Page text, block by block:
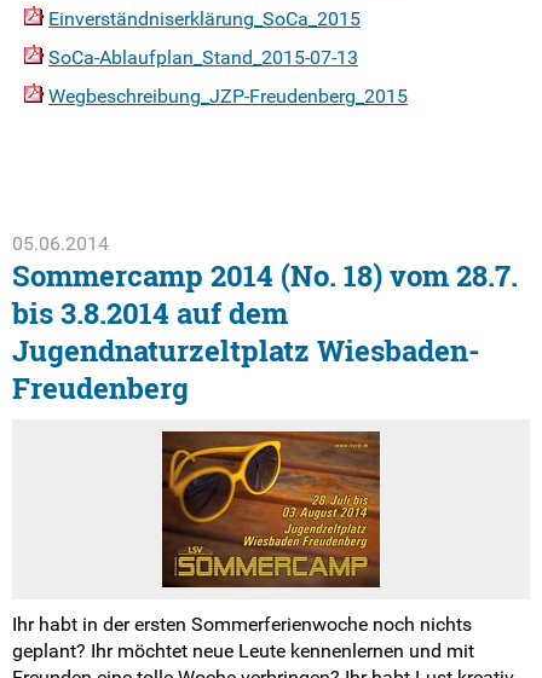
Einverständniserklärung_SoCa_2015
SoCa-Ablaufplan_Stand_2015-07-13
Wegbeschreibung_JZP-Freudenberg_2015
05.06.2014
Sommercamp 2014 (No. 18) vom 28.7.
bis 3.8.2014 auf dem
Jugendnaturzeltplatz Wiesbaden-
Freudenberg
Ihr habt in der ersten Sommerferienwoche noch nichts
geplant? Ihr möchtet neue Leute kennenlernen und mit